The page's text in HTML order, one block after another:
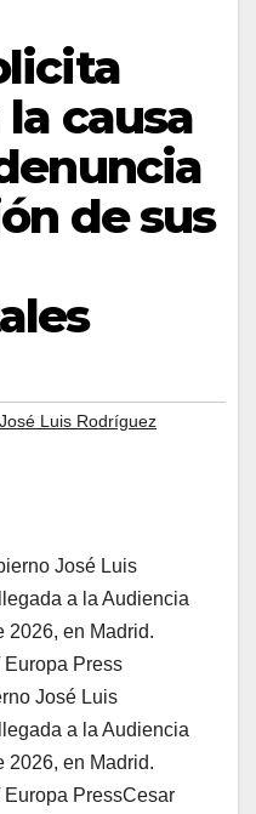
causa
de sus
José Luis Rodríguez
José Luis
a la Audiencia
2026, en Madrid.
PressCesar